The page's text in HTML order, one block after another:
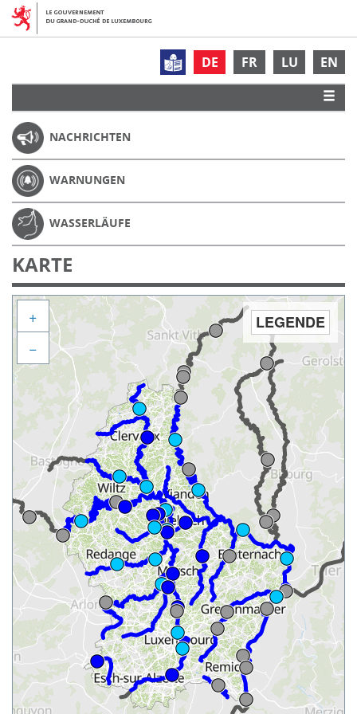
DE FR LU EN
NACHRICHTEN
WARNUNGEN
WASSERLÄUFE
KARTE
LEGENDE
+
−